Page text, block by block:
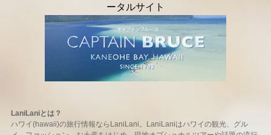
LaniLaniとは？
ハワイ(hawaii)の旅行情報ならLaniLani。LaniLaniはハワイの観光、グル